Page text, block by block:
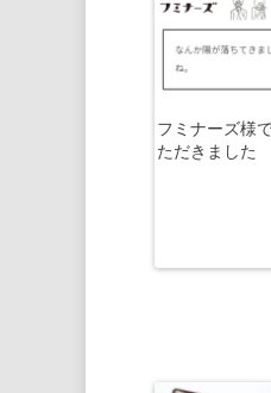
フミナーズ様
ただきました